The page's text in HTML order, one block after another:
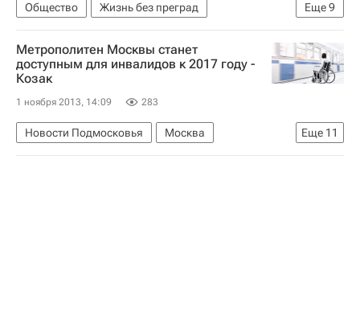
Еще9
Общество
Жизнь без преград
Проверка фактов жестокого обращения с детьми в самарской больнице
Самарская область
Весь мир
Приволжский ФО
Павел Астахов
Детские вопросы
Метрополитен Москвы станет
доступным для инвалидов к 2017 году -
Козак
1 ноября 2013, 14:09 283
Еще 11
Новости Подмосковья
Москва
Жизнь без преград
Общество